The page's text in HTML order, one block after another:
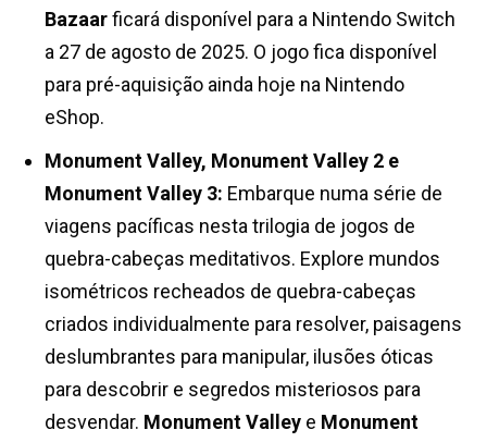
Bazaarficará disponível para a Nintendo Switch
a 27 de agosto de 2025. O jogo fica disponível
para pré-aquisição ainda hoje na Nintendo
eShop.
Monument Valley, Monument Valley 2 e
Monument Valley 3: Embarque numa série de
viagens pacíficas nesta trilogia de jogos de
quebra-cabeças meditativos. Explore mundos
isométricos recheados de quebra-cabeças
criados individualmente para resolver, paisagens
deslumbrantes para manipular, ilusões óticas
para descobrir e segredos misteriosos para
desvendar. Monument Valley e Monument